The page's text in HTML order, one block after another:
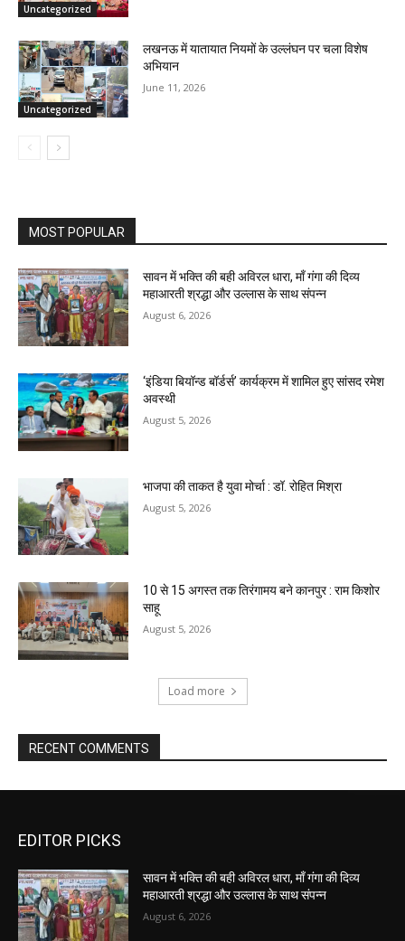
Uncategorized
Uncategorized
लखनऊ में यातायात नियमों के उल्लंघन पर चला विशेष
अभियान
June 11, 2026
MOST POPULAR
सावन में भक्ति की बही अविरल धारा, माँ गंगा की दिव्य
महाआरती श्रद्धा और उल्लास के साथ संपन्न
August 6, 2026
‘इंडिया बियॉन्ड बॉर्डर्स’ कार्यक्रम में शामिल हुए सांसद रमेश
अवस्थी
August 5, 2026
भाजपा की ताकत है युवा मोर्चा : डॉ. रोहित मिश्रा
August 5, 2026
10 से 15 अगस्त तक तिरंगामय बने कानपुर : राम किशोर
साहू
August 5, 2026
Load more
RECENT COMMENTS
EDITOR PICKS
सावन में भक्ति की बही अविरल धारा, माँ गंगा की दिव्य
महाआरती श्रद्धा और उल्लास के साथ संपन्न
August 6, 2026